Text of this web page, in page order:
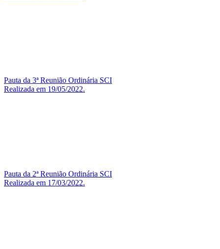
Pauta da 3ª Reunião Ordinária SCI
Realizada em 19/05/2022.
Pauta da 2ª Reunião Ordinária SCI
Realizada em 17/03/2022.